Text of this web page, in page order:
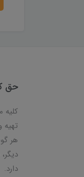
حق
هر
دارد.